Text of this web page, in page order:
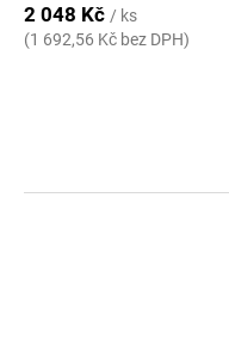
2 048 Kč / ks
(1 692,56 Kč bez DPH)